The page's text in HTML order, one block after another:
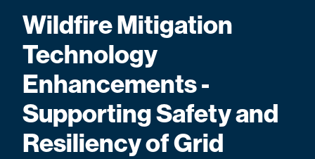
Wildfire Mitigation
Technology
Enhancements -
Supporting Safety and
Resiliency of Grid